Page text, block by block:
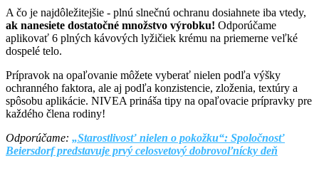
A čo je najdôležitejšie - plnú slnečnú ochranu dosiahnete iba vtedy,
ak nanesiete dostatočné množstvo výrobku! Odporúčame
aplikovať 6 plných kávových lyžičiek krému na priemerne veľké
dospelé telo.
Prípravok na opaľovanie môžete vyberať nielen podľa výšky
ochranného faktora, ale aj podľa konzistencie, zloženia, textúry a
spôsobu aplikácie. NIVEA prináša tipy na opaľovacie prípravky pre
každého člena rodiny!
Odporúčame: „Starostlivosť nielen o pokožku“: Spoločnosť
Beiersdorf predstavuje prvý celosvetový dobrovoľnícky deň